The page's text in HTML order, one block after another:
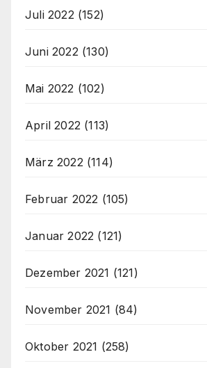
Juli 2022 (152)
Juni 2022 (130)
Mai 2022 (102)
April 2022 (113)
März 2022 (114)
Februar 2022 (105)
Januar 2022 (121)
Dezember 2021 (121)
November 2021 (84)
Oktober 2021 (258)